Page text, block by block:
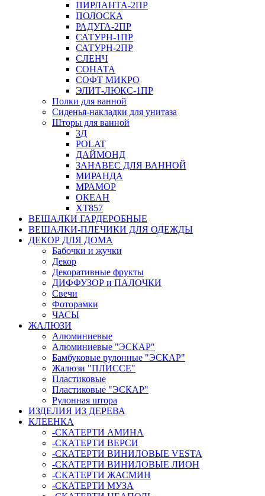
ПИРЛАНТА-2ПР
ПОЛОСКА
РАДУГА-2ПР
САТУРН-1ПР
САТУРН-2ПР
СЛЕНЧ
СОНАТА
СОФТ МИКРО
ЭЛИТ-ЛЮКС-1ПР
Полки для ванной
Сиденья-накладки для унитаза
Шторы для ванной
3Д
POLAT
ДАЙМОНД
ЗАНАВЕС ДЛЯ ВАННОЙ
МИРАНДА
МРАМОР
ОКЕАН
ХТ857
ВЕШАЛКИ ГАРДЕРОБНЫЕ
ВЕШАЛКИ-ПЛЕЧИКИ ДЛЯ ОДЕЖДЫ
ДЕКОР ДЛЯ ДОМА
Бабочки и жучки
Декор
Декоративные фрукты
ДИФФУЗОР и ПАЛОЧКИ
Свечи
Фоторамки
ЧАСЫ
ЖАЛЮЗИ
Алюминиевые
Алюминиевые "ЭСКАР"
Бамбуковые рулонные "ЭСКАР"
Жалюзи "ПЛИССЕ"
Пластиковые
Пластиковые "ЭСКАР"
Рулонная штора
ИЗДЕЛИЯ ИЗ ДЕРЕВА
КЛЕЕНКА
-СКАТЕРТИ АМИНА
-СКАТЕРТИ ВЕРСИ
-СКАТЕРТИ ВИНИЛОВЫЕ VESTA
-СКАТЕРТИ ВИНИЛОВЫЕ ЛИОН
-СКАТЕРТИ ЖАСМИН
-СКАТЕРТИ МУЗА